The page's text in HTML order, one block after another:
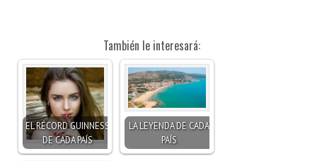
También le interesará:
EL RÉCORD GUINNESS
DE CADA PAÍS
LA LEYENDA DE CADA
PAÍS